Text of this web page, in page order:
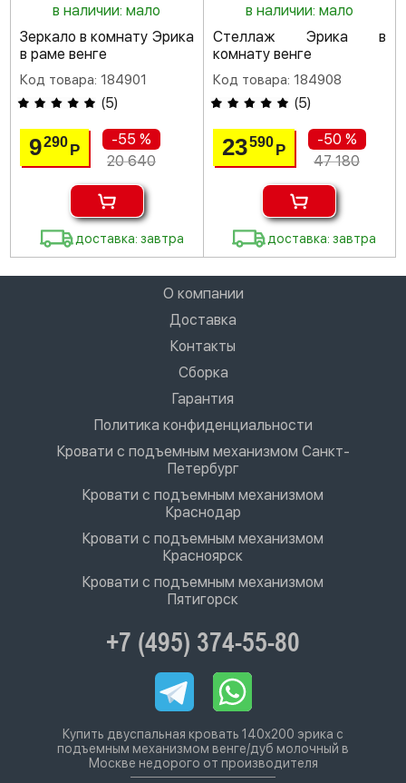
в наличии: мало
Зеркало в комнату Эрика
в раме венге
Код товара: 184901
(5)
9290Р
-55 %
20 640
доставка: завтра
в наличии: мало
Стеллаж Эрика в
комнату венге
Код товара: 184908
(5)
23590 Р
-50 %
47 180
доставка: завтра
О компании
Доставка
Контакты
Сборка
Гарантия
Политика конфиденциальности
Кровати с подъемным механизмом Санкт-
Петербург
Кровати с подъемным механизмом
Краснодар
Кровати с подъемным механизмом
Красноярск
Кровати с подъемным механизмом
Пятигорск
+7 (495) 374-55-80
Купить двуспальная кровать 140х200 эрика с
подъемным механизмом венге/дуб молочный в
Москве недорого от производителя